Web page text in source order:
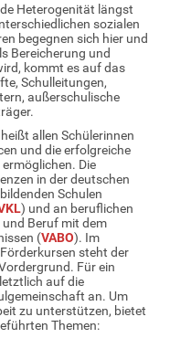
Heterogenität längst
sozialen
begegnen sich hier und
Bereicherung und
kommt es auf das
Schulleitungen,
außerschulische
allen Schülerinnen
und die erfolgreiche
Die
in der deutschen
Schulen
) und an beruflichen
Beruf mit dem
(VABO). Im
steht der
Für ein
auf die
an. Um
zu unterstützen, bietet
Themen: